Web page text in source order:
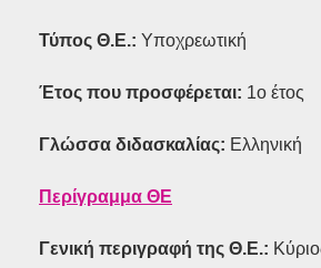
Τύπος Θ.Ε.: Υποχρεωτική
Έτος που προσφέρεται: 1ο έτος
Γλώσσα διδασκαλίας: Ελληνική
Περίγραμμα ΘΕ
Γενική περιγραφή της Θ.Ε.: